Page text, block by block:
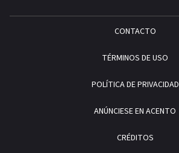
CONTACTO
TÉRMINOS DE USO
POLÍTICA DE PRIVACIDAD
ANÚNCIESE EN ACENTO
CRÉDITOS